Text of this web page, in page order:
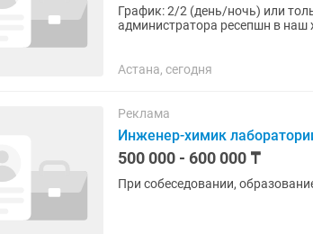
График: 2/2 (день/ночь) или только дневные смены Мы
администратора ресепшн в наш хостел! 📋 Что вам предстоит делать: -
Астана, сегодня
Реклама
Инженер-химик
500 000 - 600 000 ₸
При собеседовании,